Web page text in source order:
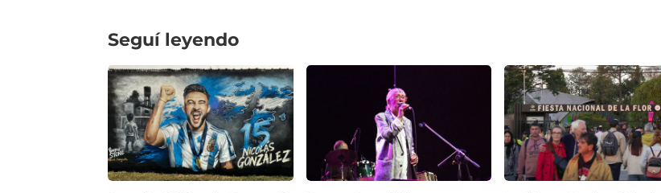
Seguí leyendo